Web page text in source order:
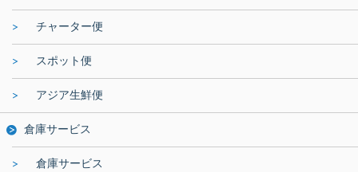
チャーター便
スポット便
アジア生鮮便
倉庫サービス
倉庫サービス